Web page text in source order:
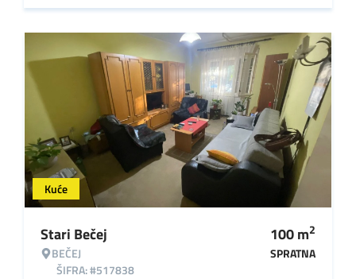
Kuće
Stari Bečej
BEČEJ
ŠIFRA: #517838
100m2
SPRATNA